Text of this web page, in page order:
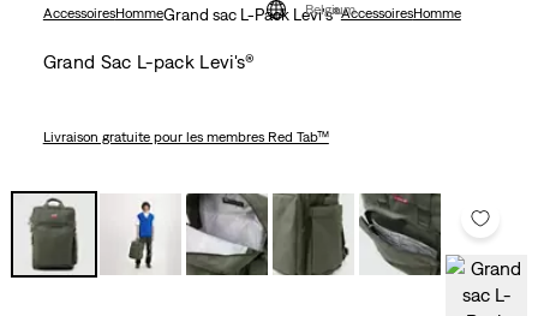
Belgium
AccessoiresHommeGrand sac L-Pack Levi's®AccessoiresHomme
Grand Sac L-pack Levi's®
Livraison gratuitepour les membres Red Tab™